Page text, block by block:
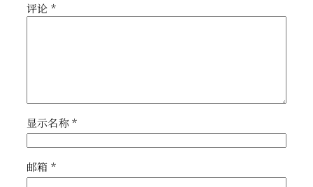
评论 *
显示名称*
邮箱 *